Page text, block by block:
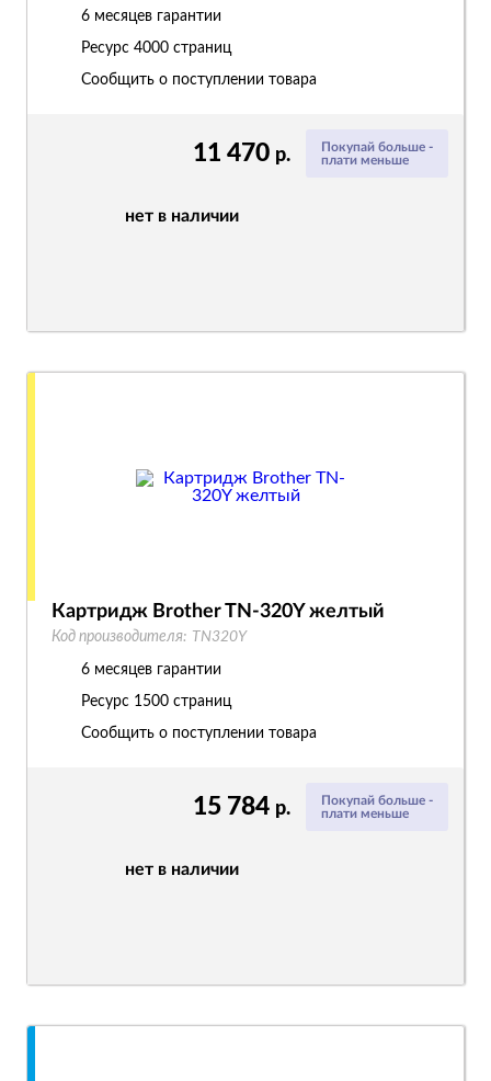
Покупай больше -
плати меньше
11 470 р.
нет в наличии
6 месяцев гарантии
Ресурс 4000 страниц
Сообщить о поступлении товара
Покупай больше -
плати меньше
15 784 р.
нет в наличии
Картридж Brother TN-320Y желтый
Код производителя: TN320Y
6 месяцев гарантии
Ресурс 1500 страниц
Сообщить о поступлении товара